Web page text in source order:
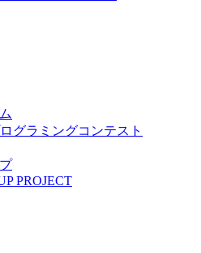
グラミングコンテスト
PROJECT